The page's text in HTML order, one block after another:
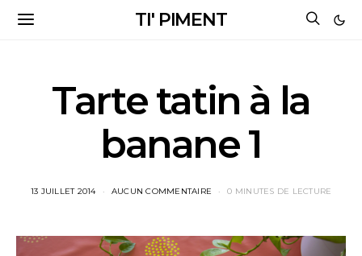
TI' PIMENT
Tarte tatin à la
banane 1
13 JUILLET 2014 AUCUN COMMENTAIRE 0 MINUTES DE LECTURE